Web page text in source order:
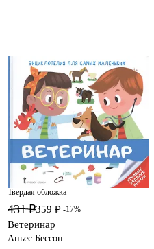
Твердая обложка
431 ₽359 ₽ -17%
Ветеринар
Аньес Бессон